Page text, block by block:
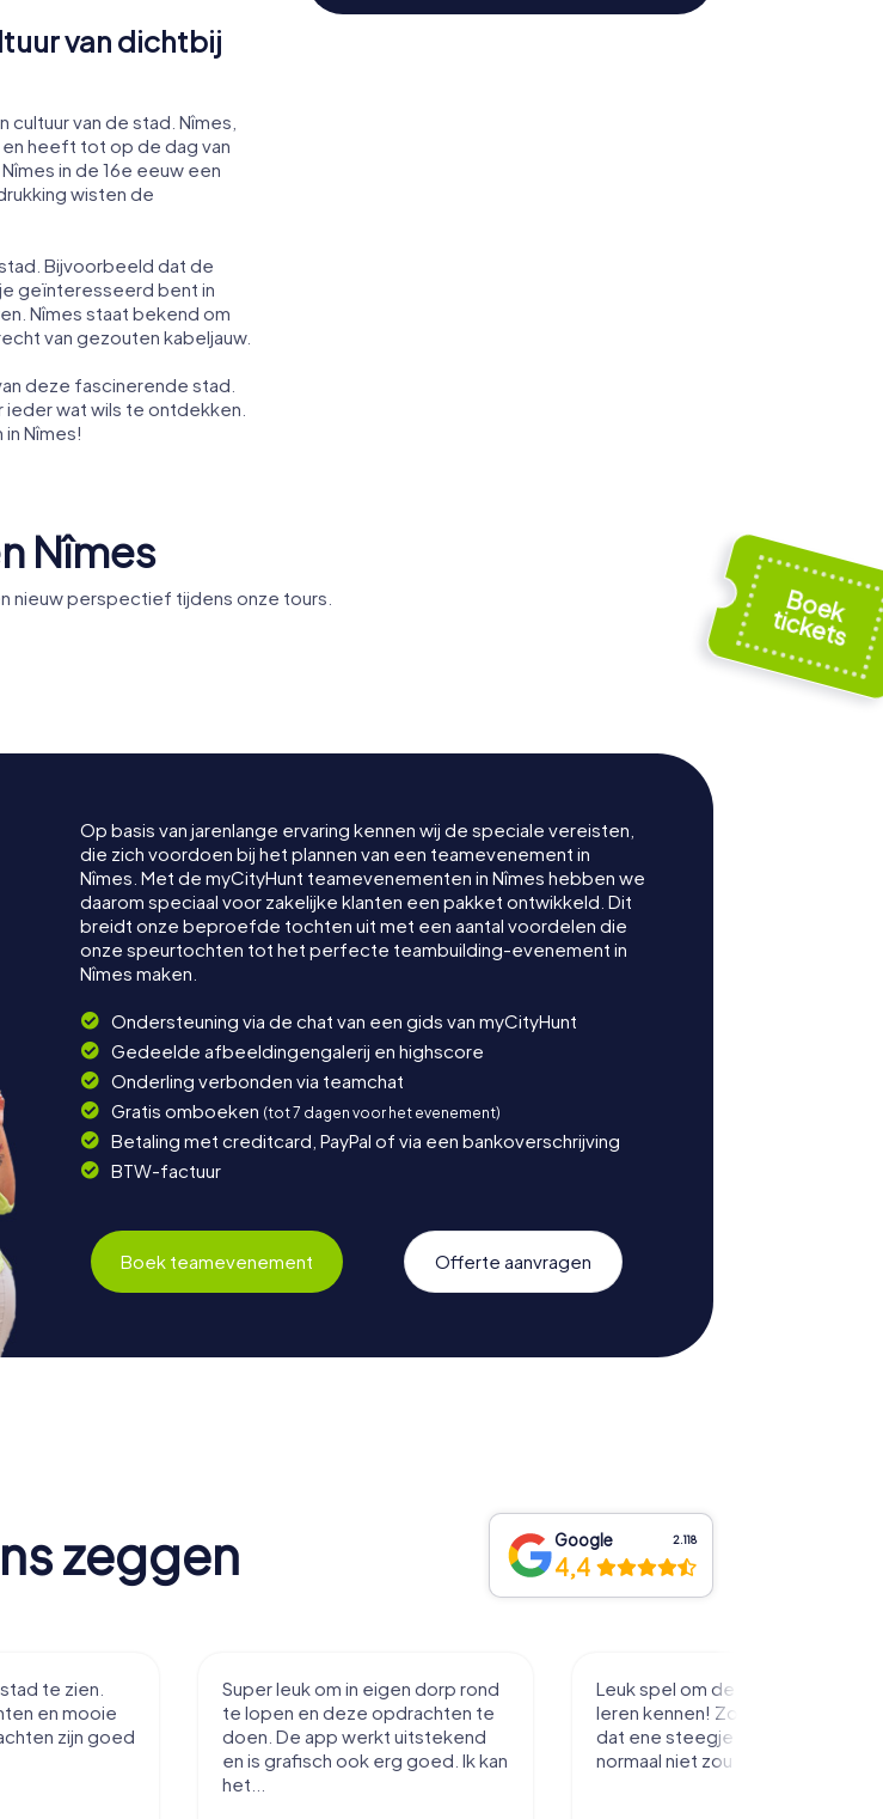
van dichtbij
van de stad. Nîmes,
en heeft tot op de dag van
in de 16e eeuw een
wisten de
Bijvoorbeeld dat de
je geïnteresseerd bent in
Nîmes staat bekend om
van gezouten kabeljauw.
deze fascinerende stad.
wat wils te ontdekken.
Nîmes!
Nîmes
nieuw perspectief tijdens onze tours.
Op basis van jarenlange ervaring kennen wij de speciale vereisten,
die zich voordoen bij het plannen van een teamevenement in
Nîmes. Met de myCityHunt teamevenementen in Nîmes hebben we
daarom speciaal voor zakelijke klanten een pakket ontwikkeld. Dit
breidt onze beproefde tochten uit met een aantal voordelen die
onze speurtochten tot het perfecte teambuilding-evenement in
Nîmes maken.
Ondersteuning via de chat van een gids van myCityHunt
Gedeelde afbeeldingengalerij en highscore
Onderling verbonden via teamchat
Gratis omboeken (tot 7 dagen voor het evenement)
Betaling met creditcard, PayPal of via een bankoverschrijving
BTW-factuur
Boek teamevenement Offerte aanvragen
zeggen Google 2.118
4,4
te zien.
en mooie
zijn goed
Super leuk om in eigen dorp rond
te lopen en deze opdrachten te
doen. De app werkt uitstekend
en is grafisch ook erg goed. Ik kan
het...
Leuk spel om de stad mee te
leren kennen! Zo loop je toch net
dat ene steegje in je je misschien
normaal niet zou inlopen.